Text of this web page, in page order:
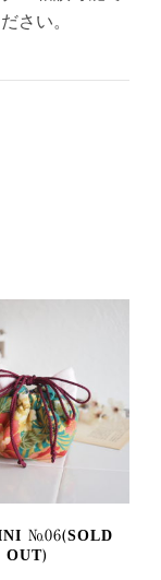
さい。
№06(SOLD
OUT)